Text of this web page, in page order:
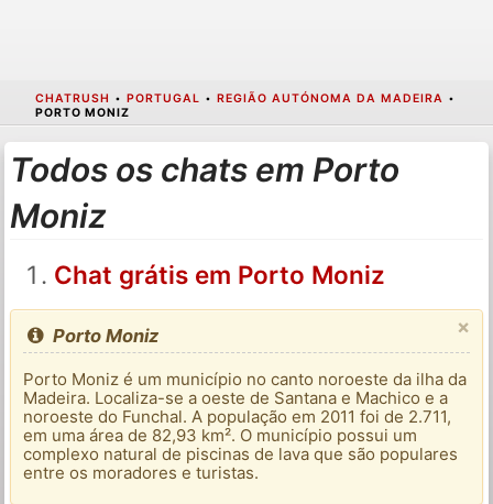
CHATRUSH • PORTUGAL • REGIÃO AUTÓNOMA DA MADEIRA •
PORTO MONIZ
Todos os chats em Porto
Moniz
Chat grátis em Porto Moniz
×
Porto Moniz
Porto Moniz é um município no canto noroeste da ilha da
Madeira. Localiza-se a oeste de Santana e Machico e a
noroeste do Funchal. A população em 2011 foi de 2.711,
em uma área de 82,93 km². O município possui um
complexo natural de piscinas de lava que são populares
entre os moradores e turistas.